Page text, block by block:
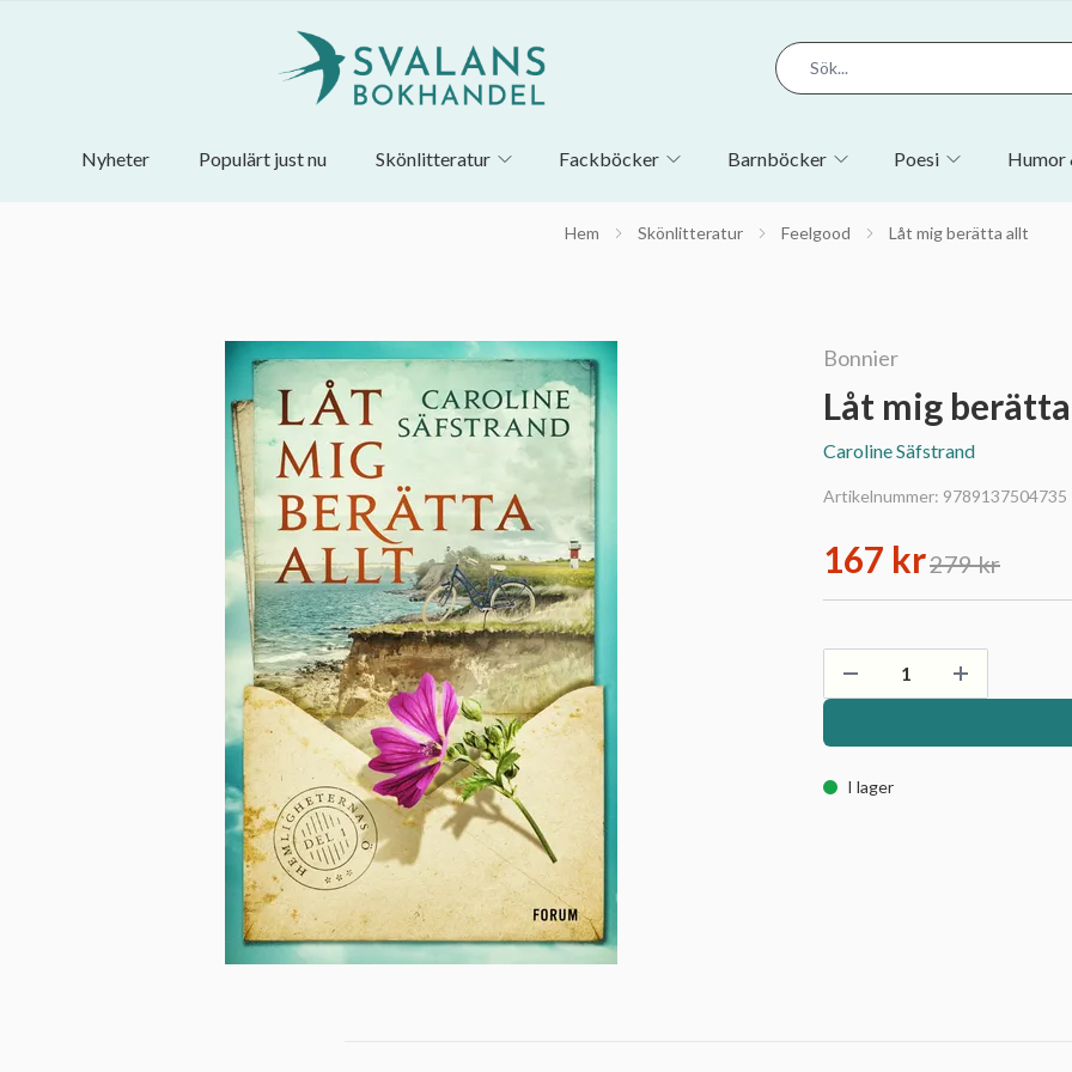
Nyheter Populärt just nu Skönlitteratur Fackböcker Barnböcker Poesi Humor
Hem Skönlitteratur Feelgood Låt mig berätta allt
Bonnier
Låt mig
Caroline Säfstrand
Artikelnummer: 9789137504735
167 kr279 kr
I lager